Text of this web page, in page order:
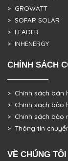
> GROWATT
> SOFAR SOLAR
> LEADER
> INHENERGY
CHÍNH SÁCH
> Chính sách bán
> Chính sách bảo
> Chính sách bảo
> Thông tin
VỀ CHÚNG TÔI